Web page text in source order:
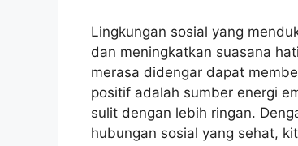
Lingkungan sosial yang
dan meningkatkan suasana
merasa didengar dapat
positif adalah sumber energi
sulit dengan lebih ringan.
hubungan sosial yang sehat,